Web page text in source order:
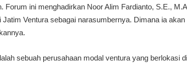
Forum ini menghadirkan Noor Alim Fardianto, S.E.,
Ventura sebagai narasumbernya. Dimana ia
sebuah perusahaan modal ventura yang berlokasi